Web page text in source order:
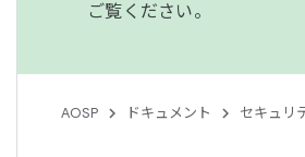
ご覧ください。
AOSP ドキュメント セキュリ